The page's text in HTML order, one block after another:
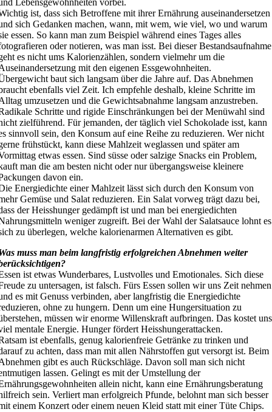
Lebensgewohnheiten vorbei.
ist, dass sich Betroffene mit ihrer Ernährung auseinandersetzen
sich Gedanken machen, wann, mit wem, wie viel, wo und warum
essen. So kann man zum Beispiel während eines Tages alles
oder notieren, was man isst. Bei dieser Bestandsaufnahme
es nicht ums Kalorienzählen, sondern vielmehr um die
mit den eigenen Essgewohnheiten.
baut sich langsam über die Jahre auf. Das Abnehmen
ebenfalls viel Zeit. Ich empfehle deshalb, kleine Schritte im
umzusetzen und die Gewichtsabnahme langsam anzustreben.
Schritte und rigide Einschränkungen bei der Menüwahl sind
zielführend. Für jemanden, der täglich viel Schokolade isst, kann
sinnvoll sein, den Konsum auf eine Reihe zu reduzieren. Wer nicht
frühstückt, kann diese Mahlzeit weglassen und später am
etwas essen. Sind süsse oder salzige Snacks ein Problem,
man die am besten nicht oder nur übergangsweise kleinere
davon ein.
Energiedichte einer Mahlzeit lässt sich durch den Konsum von
Gemüse und Salat reduzieren. Ein Salat vorweg trägt dazu bei,
der Heisshunger gedämpft ist und man bei energiedichten
weniger zugreift. Bei der Wahl der Salatsauce lohnt es
zu überlegen, welche kalorienarmen Alternativen es gibt.
muss man beim langfristig erfolgreichen Abnehmen weiter
ist etwas Wunderbares, Lustvolles und Emotionales. Sich diese
zu untersagen, ist falsch. Fürs Essen sollen wir uns Zeit nehmen
es mit Genuss verbinden, aber langfristig die Energiedichte
ohne zu hungern. Denn um eine Hungersituation zu
müssen wir enorme Willenskraft aufbringen. Das kostet uns
mentale Energie. Hunger fördert Heisshungerattacken.
ist ebenfalls, genug kalorienfreie Getränke zu trinken und
zu achten, dass man mit allen Nährstoffen gut versorgt ist. Beim
gibt es auch Rückschläge. Davon soll man sich nicht
lassen. Gelingt es mit der Umstellung der
allein nicht, kann eine Ernährungsberatung
sein. Verliert man erfolgreich Pfunde, belohnt man sich besser
einem Konzert oder einem neuen Kleid statt mit einer Tüte Chips.